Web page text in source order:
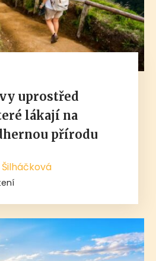
uprostřed
lákají na
přírodu